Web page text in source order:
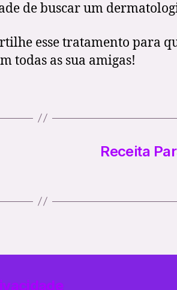
de buscar um
esse tratamento para
todas as sua amigas!
Receita